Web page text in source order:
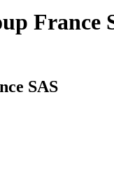
France
SAS